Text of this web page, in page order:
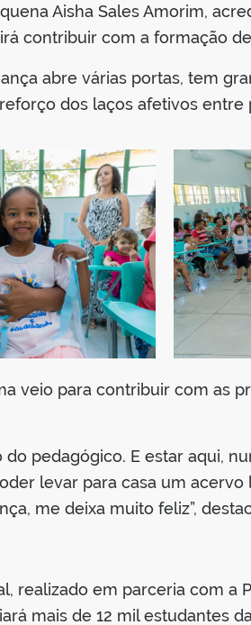
Aisha Sales Amorim,
contribuir com a formação
abre várias portas, tem
dos laços afetivos entre
veio para contribuir com as
pedagógico. E estar aqui,
levar para casa um
me deixa muito feliz”,
realizado em parceria com a
mais de 12 mil estudantes